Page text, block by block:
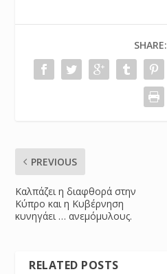
SHARE:
PREVIOUS
Καλπάζει η διαφθορά στην
Κύπρο και η Κυβέρνηση
κυνηγάει … ανεμόμυλους.
RELATED POSTS